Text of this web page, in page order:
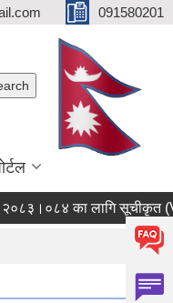
091580201
का लागि सूचीकृत